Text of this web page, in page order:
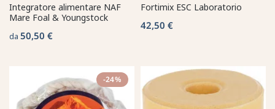
Integratore alimentare NAF
Mare Foal & Youngstock
da 50,50 €
Fortimix ESC Laboratorio
42,50 €
-24%